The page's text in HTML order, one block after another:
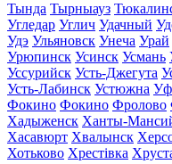
Тында Тырныауз
Угледар Углич Удачный
Удэ Ульяновск Унеча Урай
Урюпинск Усинск Усмань
Уссурийск Усть-Джегута
Усть-Лабинск Устюжна
Фокино Фокино Фролово
Хадыженск Ханты-
Хасавюрт Хвалынск
Хотьково Хрестівка